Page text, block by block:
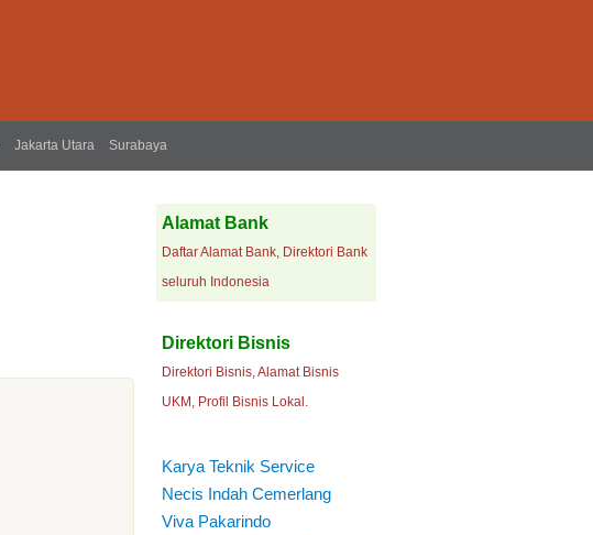
Jakarta Utara Surabaya
Alamat Bank
Daftar Alamat Bank, Direktori Bank
seluruh Indonesia
Direktori Bisnis
Direktori Bisnis, Alamat Bisnis
UKM, Profil Bisnis Lokal.
Karya Teknik Service
Necis Indah Cemerlang
Viva Pakarindo